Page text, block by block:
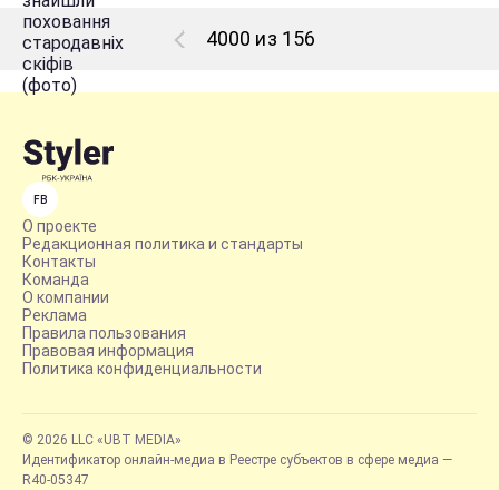
4000 из 156
FB
О проекте
Редакционная политика и стандарты
Контакты
Команда
О компании
Реклама
Правила пользования
Правовая информация
Политика конфиденциальности
© 2026 LLC «UBT MEDIA»
Идентификатор онлайн-медиа в Реестре субъектов в сфере медиа —
R40-05347